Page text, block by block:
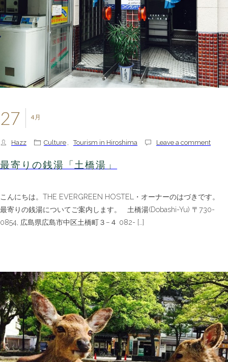
4月
27
Hazz Culture , Tourism in Hiroshima Leave a comment
最寄りの銭湯「土橋湯」
こんにちは。THE EVERGREEN HOSTEL・オーナーのはづきです。
最寄りの銭湯についてご案内します。 土橋湯(Dobashi-Yu) 〒730-
0854, 広島県広島市中区土橋町３−４ 082- […]